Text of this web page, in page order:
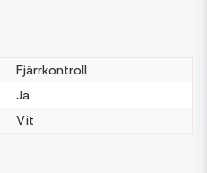
Fjärrkontroll
Ja
Vit